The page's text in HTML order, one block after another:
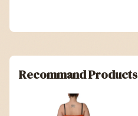
Recommand Products